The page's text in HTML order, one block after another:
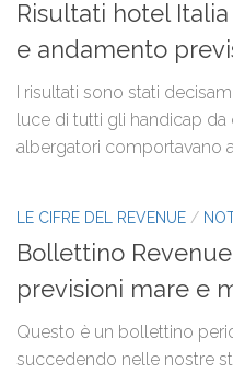
Risultati hotel
e andamento
I risultati sono stati
luce di tutti gli handicap da
albergatori comportavano
LE CIFRE DEL REVENUE /
Bollettino
previsioni mare e
Questo è un bollettino
succedendo nelle nostre